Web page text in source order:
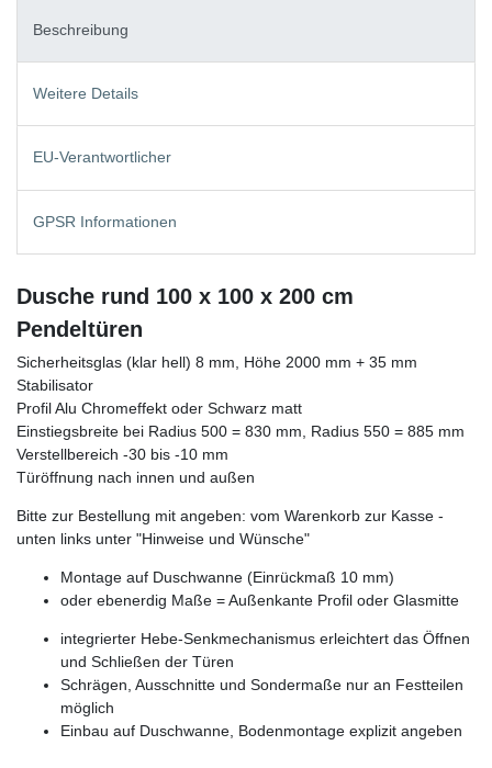
Beschreibung
Weitere Details
EU-Verantwortlicher
GPSR Informationen
Dusche rund 100 x 100 x 200 cm
Pendeltüren
Sicherheitsglas (klar hell) 8 mm, Höhe 2000 mm + 35 mm
Stabilisator
Profil Alu Chromeffekt oder Schwarz matt
Einstiegsbreite bei Radius 500 = 830 mm, Radius 550 = 885 mm
Verstellbereich -30 bis -10 mm
Türöffnung nach innen und außen
Bitte zur Bestellung mit angeben: vom Warenkorb zur Kasse -
unten links unter "Hinweise und Wünsche"
Montage auf Duschwanne (Einrückmaß 10 mm)
oder ebenerdig Maße = Außenkante Profil oder Glasmitte
integrierter Hebe-Senkmechanismus erleichtert das Öffnen
und Schließen der Türen
Schrägen, Ausschnitte und Sondermaße nur an Festteilen
möglich
Einbau auf Duschwanne, Bodenmontage explizit angeben